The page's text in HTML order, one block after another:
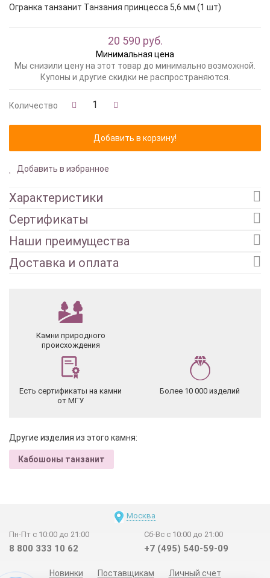
Огранка танзанит Танзания принцесса 5,6 мм (1 шт)
20 590 руб.
Минимальная цена
Мы снизили цену на этот товар до минимально возможной.
Купоны и другие скидки не распространяются.
Количество
Добавить в избранное
Характеристики
Сертификаты
Наши преимущества
Доставка и оплата
Камни природного
происхождения
Есть сертификаты на камни
от МГУ
Более 10 000 изделий
Другие изделия из этого камня:
Кабошоны танзанит
Москва
Пн-Пт с 10:00 до 21:00
8 800 333 10 62
Сб-Вс с 10:00 до 21:00
+7 (495) 540-59-09
Новинки Поставщикам Личный счет